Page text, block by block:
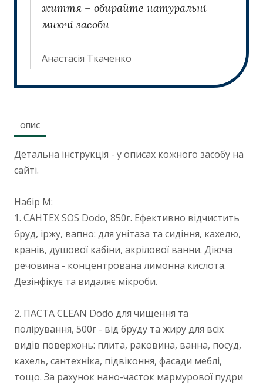
життя – обирайте натуральні
миючі засоби
Анастасія Ткаченко
ОПИС
Детальна інструкція - у описах кожного засобу на
сайті.
Набір М:
1. САНТЕХ SOS Dodo, 850г. Ефективно відчистить
бруд, іржу, вапно: для унітаза та сидіння, кахелю,
кранів, душової кабіни, акрілової ванни. Діюча
речовина - концентрована лимонна кислота.
Дезінфікує та видаляє мікроби.
2. ПАСТА CLEAN Dodo для чищення та
полірування, 500г - від бруду та жиру для всіх
видів поверхонь: плита, раковина, ванна, посуд,
кахель, сантехніка, підвіконня, фасади меблі,
тощо. За рахунок нано-часток мармурової пудри